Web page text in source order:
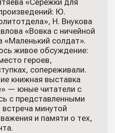
Ю.
Н. Внукова
«Вовка с ничейной
«Маленький солдат».
живое обсуждение:
героев,
сопереживали.
книжная выставка
— юные читатели с
с представленными
минутой
и памяти о тех,